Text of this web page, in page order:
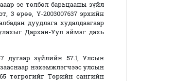
эс төлбөл барьцааны зүйл
3 өрөө, Ү-2003007637 эрхийн
дуудлага худалдаагаар
Дархан-Уул аймаг дахь
дугаар зүйлийн 57.1, Улсын
нэхэмжлэгчээс улсын
төгрөгийг Төрийн сангийн